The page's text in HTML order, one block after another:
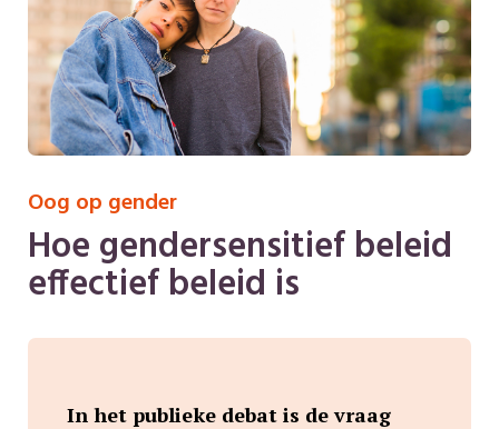
Oog op gender
Hoe gendersensitief beleid
effectief beleid is
In het publieke debat is de vraag